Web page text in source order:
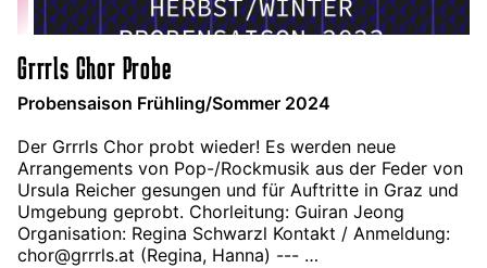
Grrrls Chor Probe
Probensaison Frühling/Sommer 2024
Der Grrrls Chor probt wieder! Es werden neue
Arrangements von Pop-/Rockmusik aus der Feder von
Ursula Reicher gesungen und für Auftritte in Graz und
Umgebung geprobt. Chorleitung: Guiran Jeong
Organisation: Regina Schwarzl Kontakt / Anmeldung:
chor@grrrls.at (Regina, Hanna) --- …